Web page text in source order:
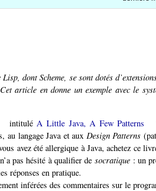
Lisp, dontScheme, se sont dotés
article en donne un exemple avec le
intitulé A Little Java, A Few Patterns
au langage Java et aux Design Patterns
avez été allergique à Java, achetez ce
pas hésité à qualifier de socratique: un
réponses en pratique.
inférées des commentaires sur le